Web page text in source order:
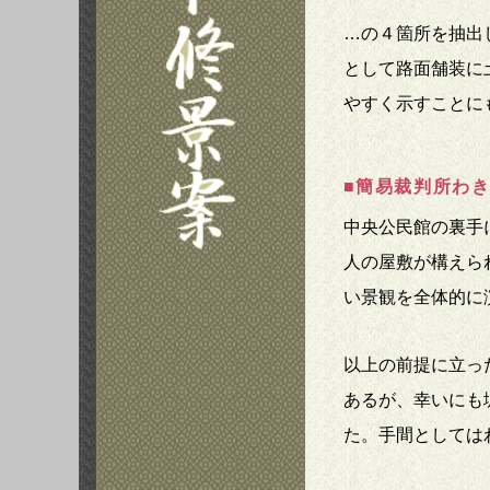
…の４箇所を抽出
として路面舗装
やすく示すことに
■簡易裁判所わき
中央公民館の裏手
人の屋敷が構え
い景観を全体的
以上の前提に立
あるが、幸いに
た。手間として